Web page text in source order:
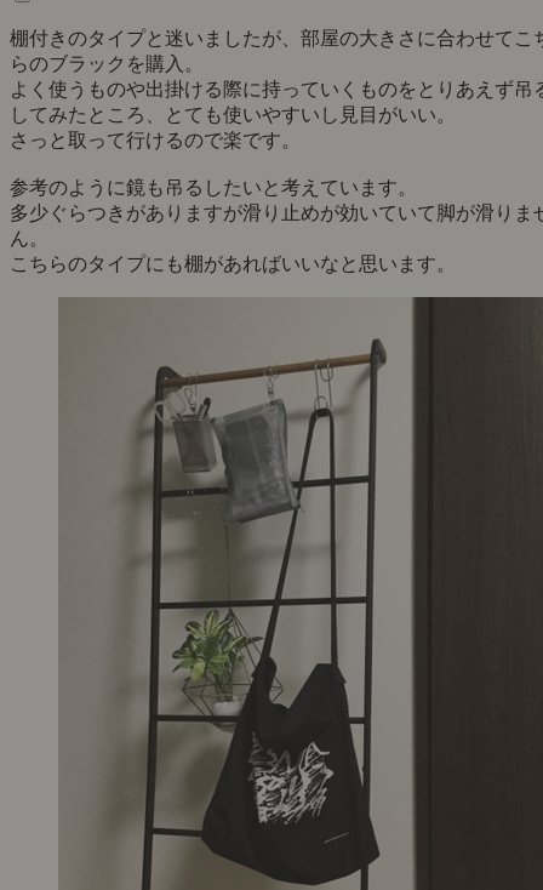
棚付きのタイプと迷いましたが、部屋の大きさに合わせてこ
らのブラックを購入。
よく使うものや出掛ける際に持っていくものをとりあえず吊
してみたところ、とても使いやすいし見目がいい。
さっと取って行けるので楽です。
参考のように鏡も吊るしたいと考えています。
多少ぐらつきがありますが滑り止めが効いていて脚が滑りま
ん。
こちらのタイプにも棚があればいいなと思います。